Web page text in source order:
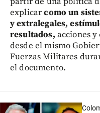
explicarcomo un
y extralegales,
resultados, acciones
desde el mismo
Fuerzas Militares
el documento.